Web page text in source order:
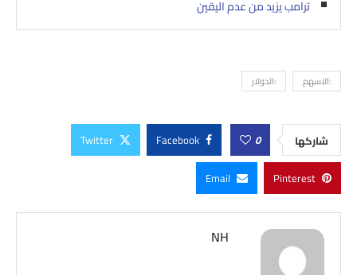
ترامب يزيد من عدم اليقين
:الاسهم :الدولار
شاركها 0
Facebook
Twitter
Pinterest
Email
NH